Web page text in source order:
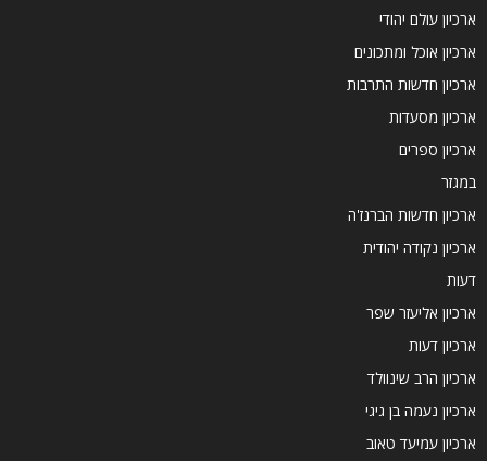
ארכיון עולם יהודי
ארכיון אוכל ומתכונים
ארכיון חדשות התרבות
ארכיון מסעדות
ארכיון ספרים
במגזר
ארכיון חדשות הברנז'ה
ארכיון נקודה יהודית
דעות
ארכיון אליעזר שפר
ארכיון דעות
ארכיון הרב שינוולד
ארכיון נעמה בן גיגי
ארכיון עמיעד טאוב